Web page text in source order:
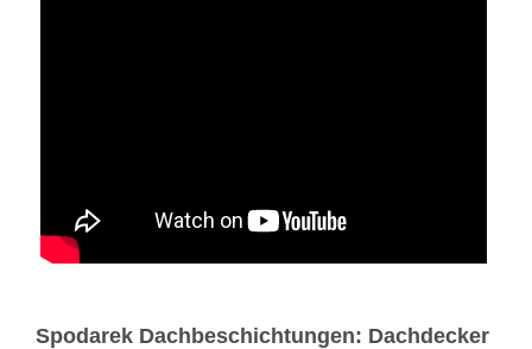
Spodarek Dachbeschichtungen: Dachdecker